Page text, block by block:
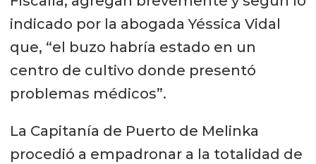
indicado por la abogada Yéssica Vidal
que, “el buzo habría estado en un
centro de cultivo donde presentó
problemas médicos”.
La Capitanía de Puerto de Melinka
procedió a empadronar a la totalidad de